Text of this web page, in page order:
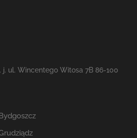
j. ul. Wincentego Witosa 7B 86-100